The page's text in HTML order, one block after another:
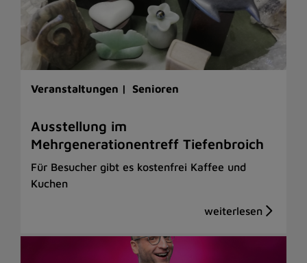
Veranstaltungen | Senioren
Ausstellung im
Mehrgenerationentreff Tiefenbroich
Für Besucher gibt es kostenfrei Kaffee und
Kuchen